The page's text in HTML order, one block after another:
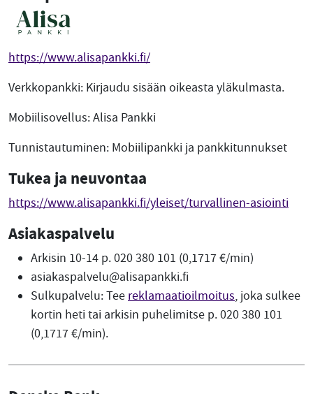
https://www.alisapankki.fi/
Verkkopankki: Kirjaudu sisään oikeasta yläkulmasta.
Mobiilisovellus: Alisa Pankki
Tunnistautuminen: Mobiilipankki ja pankkitunnukset
Tukea ja neuvontaa
https://www.alisapankki.fi/yleiset/turvallinen-asiointi
Asiakaspalvelu
Arkisin 10-14 p. 020 380 101 (0,1717 €/min)
asiakaspalvelu@alisapankki.fi
Sulkupalvelu: Tee reklamaatioilmoitus, joka sulkee
kortin heti tai arkisin puhelimitse p. 020 380 101
(0,1717 €/min).